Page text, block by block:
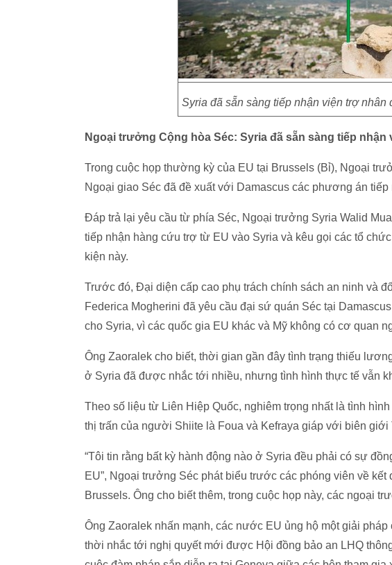
Syria đã sẵn sàng tiếp nhận viện trợ nhân
Ngoại trưởng Cộng hòa Séc: Syria đã sẵn sàng tiếp
Trong cuộc họp thường kỳ của EU tại Brussels (Bỉ), Ngoại
Ngoại giao Séc đã đề xuất với Damascus các phương án
Đáp trả lại yêu cầu từ phía Séc, Ngoại trưởng Syria Walid
tiếp nhận hàng cứu trợ từ EU vào Syria và kêu gọi các tổ
kiện này.
Trước đó, Đại diện cấp cao phụ trách chính sách an ninh và
Federica Mogherini đã yêu cầu đại sứ quán Séc tại
cho Syria, vì các quốc gia EU khác và Mỹ không có cơ quan
Ông Zaoralek cho biết, thời gian gần đây tình trạng thiếu
ở Syria đã được nhắc tới nhiều, nhưng tình hình thực tế vẫn
Theo số liệu từ Liên Hiệp Quốc, nghiêm trọng nhất là tình
thị trấn của người Shiite là Foua và Kefraya giáp với biên giới
“Tôi tin rằng bất kỳ hành động nào ở Syria đều phải có sự
EU”, Ngoại trưởng Séc phát biểu trước các phóng viên về
Brussels. Ông cho biết thêm, trong cuộc họp này, các ngoại
Ông Zaoralek nhấn mạnh, các nước EU ủng hộ một giải
thời nhắc tới nghị quyết mới được Hội đồng bảo an LHQ